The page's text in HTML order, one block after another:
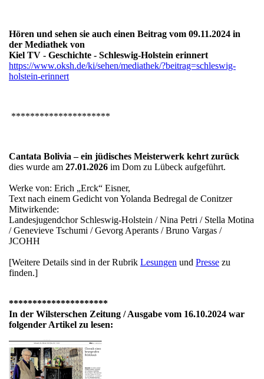
Hören und sehen sie auch einen Beitrag vom 09.11.2024 in
der Mediathek von
Kiel TV - Geschichte - Schleswig-Holstein erinnert
https://www.oksh.de/ki/sehen/mediathek/?beitrag=schleswig-
holstein-erinnert
*********************
Cantata Bolivia – ein jüdisches Meisterwerk kehrt zurück
dies wurde am 27.01.2026 im Dom zu Lübeck aufgeführt.
Werke von: Erich „Erck“ Eisner,
Text nach einem Gedicht von Yolanda Bedregal de Conitzer
Mitwirkende:
Landesjugendchor Schleswig-Holstein / Nina Petri / Stella Motina
/ Genevieve Tschumi / Gevorg Aperants / Bruno Vargas /
JCOHH
[Weitere Details sind in der Rubrik Lesungen und Presse zu
finden.]
*********************
In der Wilsterschen Zeitung / Ausgabe vom 16.10.2024 war
folgender Artikel zu lesen: